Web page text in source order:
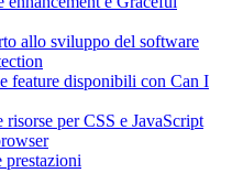
allo sviluppo del software
feature disponibili con Can I
risorse per CSS e JavaScript
prestazioni